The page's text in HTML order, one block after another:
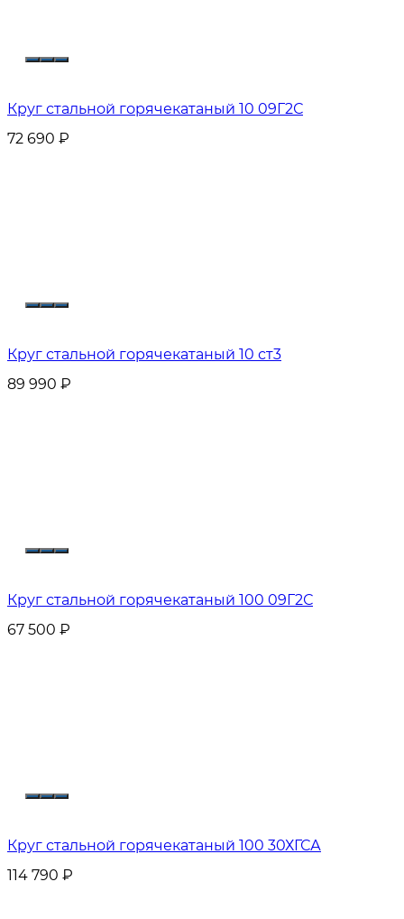
Круг стальной горячекатаный 10 09Г2С
72 690 ₽
Круг стальной горячекатаный 10 ст3
89 990 ₽
Круг стальной горячекатаный 100 09Г2С
67 500 ₽
Круг стальной горячекатаный 100 30ХГСА
114 790 ₽